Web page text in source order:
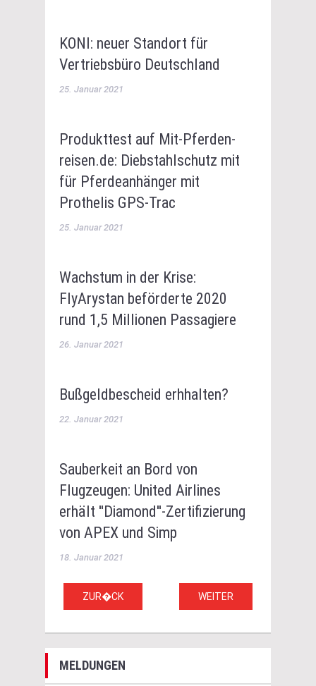
KONI: neuer Standort für
Vertriebsbüro Deutschland
25. Januar 2021
Produkttest auf Mit-Pferden-
reisen.de: Diebstahlschutz mit
für Pferdeanhänger mit
Prothelis GPS-Trac
25. Januar 2021
Wachstum in der Krise:
FlyArystan beförderte 2020
rund 1,5 Millionen Passagiere
26. Januar 2021
Bußgeldbescheid erhhalten?
22. Januar 2021
Sauberkeit an Bord von
Flugzeugen: United Airlines
erhält ''Diamond''-Zertifizierung
von APEX und Simp
18. Januar 2021
ZUR�CK WEITER
MELDUNGEN